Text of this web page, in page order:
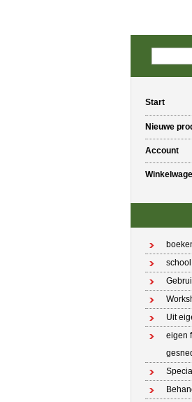
Start
Nieuwe
Account
school
Uit
eigen